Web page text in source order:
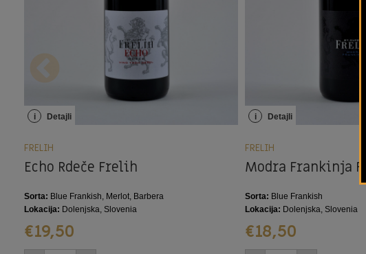
FRELIH
Echo Rdeče Frelih
Sorta: Blue Frankish, Merlot, Barbera
Lokacija: Dolenjska, Slovenia
i Detajli
€19,50
FRELIH
Modra Frankinja
Sorta: Blue Frankish
Lokacija: Dolenjska, Slovenia
i Detajli
€18,50